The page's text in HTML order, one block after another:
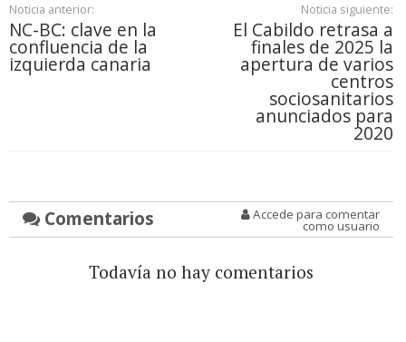
Noticia anterior:
NC-BC: clave en la
confluencia de la
izquierda canaria
Noticia siguiente:
El Cabildo retrasa a
finales de 2025 la
apertura de varios
centros
sociosanitarios
anunciados para
2020
Comentarios Accede para comentar
como usuario
Todavía no hay comentarios